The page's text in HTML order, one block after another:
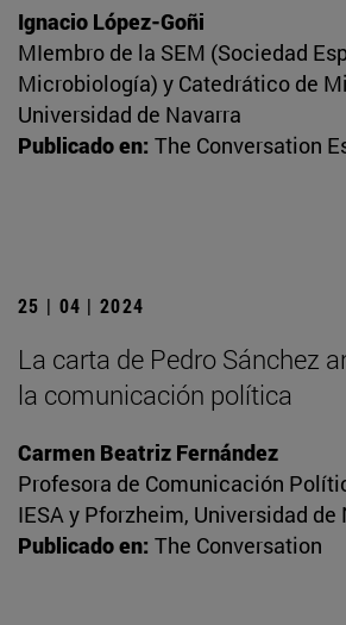
Ignacio López-Goñi
MIembro de la SEM (Sociedad
Microbiología) y Catedrático de
Universidad de Navarra
Publicado en: The Conversation
25 | 04 | 2024
La carta de Pedro Sánchez
la comunicación política
Carmen Beatriz Fernández
Profesora de Comunicación
IESA y Pforzheim, Universidad de
Publicado en: The Conversation